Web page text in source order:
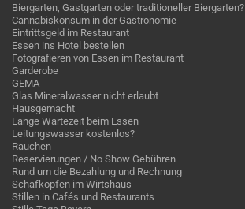
Biergarten, Gastgarten oder traditioneller Biergarten?
Cannabiskonsum in der Gastronomie
Eintrittsgeld im Restaurant
Essen ins Hotel bestellen
Fotografieren von Essen im Restaurant
Garderobe
GEMA
Glas Mineralwasser nicht erlaubt
Hausgemacht
Lange Wartezeit beim Essen
Leitungswasser kostenlos?
Rauchen
Reservierungen / No Show Gebühren
Rund um die Bezahlung und Rechnung
Schafkopfen im Wirtshaus
Stillen in Cafés und Restaurants